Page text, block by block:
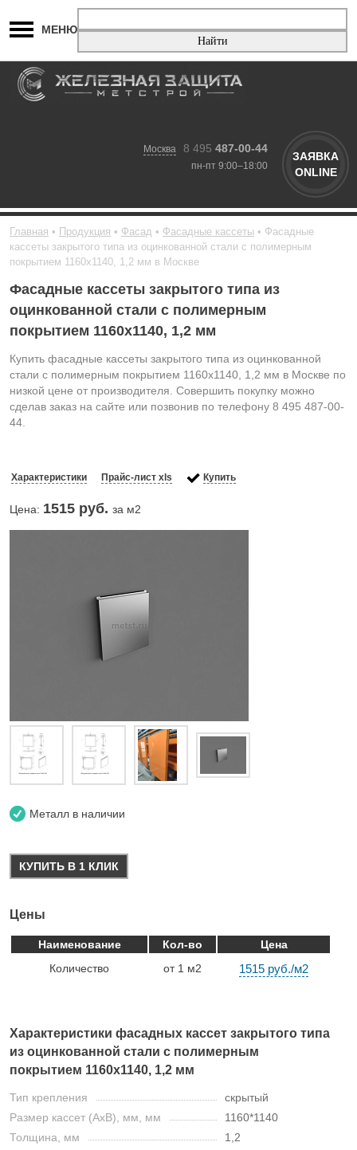
МЕНЮ
Москва 8 495 487-00-44
пн-пт 9:00–18:00
ЗАЯВКА
ONLINE
Главная Продукция Фасад Фасадные кассеты
Фасадные
кассеты закрытого типа из оцинкованной стали с полимерным
покрытием 1160х1140, 1,2 мм в Москве
Фасадные кассеты закрытого типа из
оцинкованной стали с полимерным
покрытием 1160х1140, 1,2 мм
Купить фасадные кассеты закрытого типа из оцинкованной
стали с полимерным покрытием 1160х1140, 1,2 мм в Москве по
низкой цене от производителя. Совершить покупку можно
сделав заказ на сайте или позвонив по телефону 8 495 487-00-
44.
Характеристики Прайс-лист xls Купить
Цена: 1515 руб. за м2
Металл в наличии
КУПИТЬ В 1 КЛИК
Цены
Наименование Кол-во
Цена
Количество
от 1 м2 1515 руб./м2
Характеристики фасадных кассет закрытого типа
из оцинкованной стали с полимерным
покрытием 1160х1140, 1,2 мм
Тип крепления
скрытый
Размер кассет (AxB), мм, мм
1160*1140
Толщина, мм
1,2